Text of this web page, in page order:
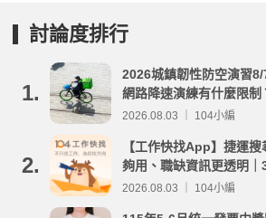
討論度排行
1.
2026城鎮韌性防空演習
網路降速演練有什麼限
事項整理
2026.08.03 ｜ 104小編
2.
【工作快找App】捷運
夠用、職缺資訊更透明
2026.08.03 ｜ 104小編